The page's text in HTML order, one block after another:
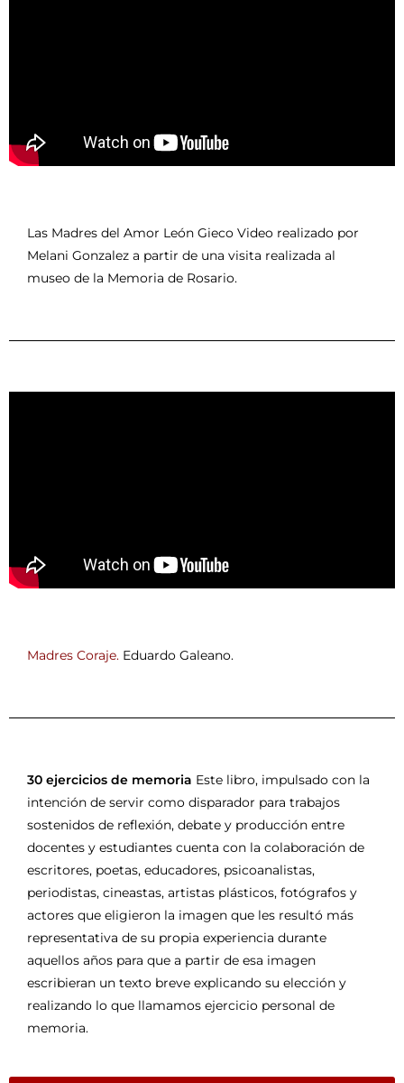
Las Madres del Amor León Gieco Video realizado por
Melani Gonzalez a partir de una visita realizada al
museo de la Memoria de Rosario.
Madres Coraje. Eduardo Galeano.
30 ejercicios de memoria Este libro, impulsado con la
intención de servir como disparador para trabajos
sostenidos de reflexión, debate y producción entre
docentes y estudiantes cuenta con la colaboración de
escritores, poetas, educadores, psicoanalistas,
periodistas, cineastas, artistas plásticos, fotógrafos y
actores que eligieron la imagen que les resultó más
representativa de su propia experiencia durante
aquellos años para que a partir de esa imagen
escribieran un texto breve explicando su elección y
realizando lo que llamamos ejercicio personal de
memoria.